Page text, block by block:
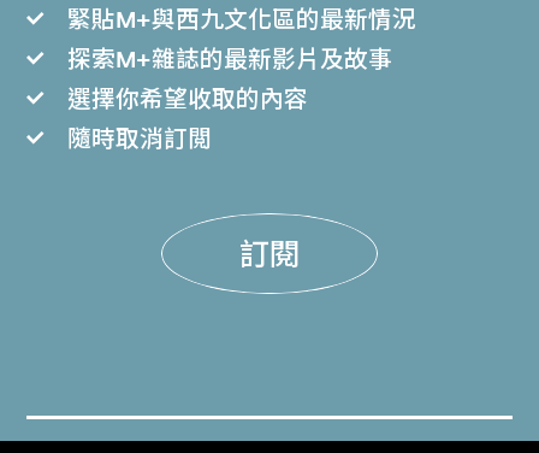
緊貼M+與西九文化區的最新情況
探索M+雜誌的最新影片及故事
選擇你希望收取的內容
隨時取消訂閲
訂閱